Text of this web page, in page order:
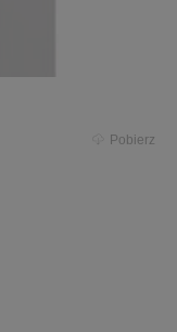
Pobierz